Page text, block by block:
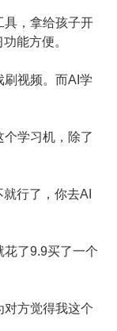
具，拿给孩子开
能方便。
刷视频。而AI学
学习机，除了
行了，你去AI
了9.9买了一个
对方觉得我这个